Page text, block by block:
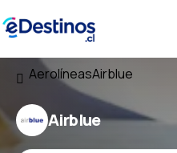
AerolíneasAirblue
Airblue